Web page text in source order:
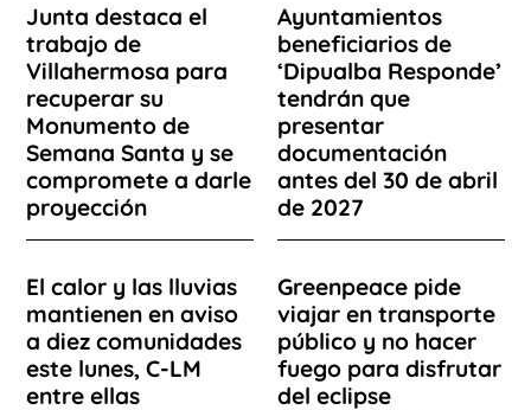
Junta destaca el
trabajo de
Villahermosa para
recuperar su
Monumento de
Semana Santa y se
compromete a darle
proyección
Ayuntamientos
beneficiarios de
‘Dipualba Responde’
tendrán que
presentar
documentación
antes del 30 de abril
de 2027
El calor y las lluvias
mantienen en aviso
a diez comunidades
este lunes, C-LM
entre ellas
Greenpeace pide
viajar en transporte
público y no hacer
fuego para disfrutar
del eclipse